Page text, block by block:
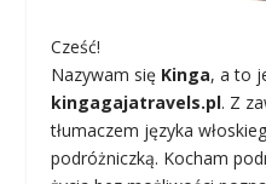
Cześć!
Nazywam się Kinga, a to
kingagajatravels.pl. Z
tłumaczem języka
podróżniczką. Kocham